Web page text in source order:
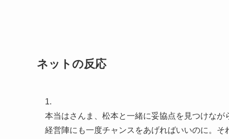
ネットの反応
1.
本当はさんま、松本と一緒に妥協点を見つけなが
経営陣にも一度チャンスをあげればいいのに。